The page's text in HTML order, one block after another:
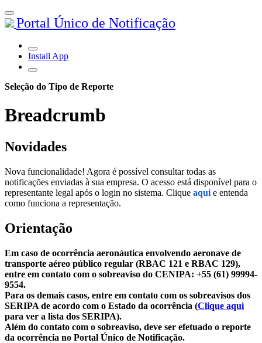
Portal Único de Notificação
Install App
Seleção do Tipo de Reporte
Breadcrumb
Novidades
Nova funcionalidade! Agora é possível consultar todas as
notificações enviadas à sua empresa. O acesso está disponível para o
representante legal após o login no sistema. Clique aqui e entenda
como funciona a representação.
Orientação
Em caso de ocorrência aeronáutica envolvendo aeronave de
transporte aéreo público regular (RBAC 121 e RBAC 129),
entre em contato com o sobreaviso do CENIPA: +55 (61) 99994-
9554.
Para os demais casos, entre em contato com os sobreavisos dos
SERIPA de acordo com o Estado da ocorrência (Clique aqui
para ver a lista dos SERIPA).
Além do contato com o sobreaviso, deve ser efetuado o reporte
da ocorrência no Portal Único de Notificação.